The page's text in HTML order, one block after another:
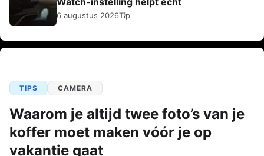
6 augustus 2026Tip
TIPS CAMERA
Waarom je altijd twee foto’s van je
koffer moet maken vóór je op
vakantie gaat